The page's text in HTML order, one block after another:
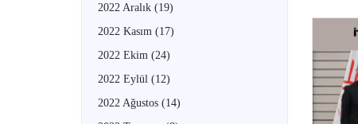
2022 Aralık (19)
2022 Kasım (17)
2022 Ekim (24)
2022 Eylül (12)
2022 Ağustos (14)